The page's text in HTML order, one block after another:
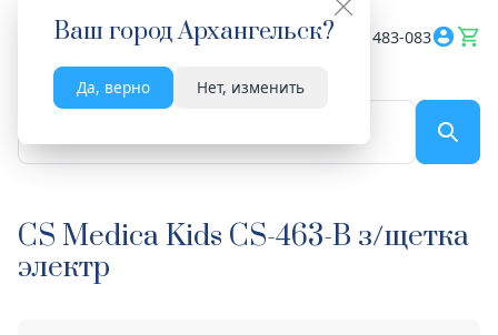
Ваш городАрхангельск?
Да, верно Нет, изменить
Весь сайт 8182 483-083
CS Medica Kids CS-463-В з/щетка
электр